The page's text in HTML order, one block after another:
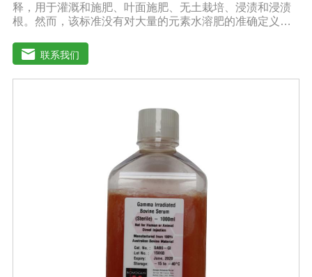
释，用于灌溉和施肥、叶面施肥、无土栽培、浸渍和浸渍
根。然而，该标准没有对大量的元素水溶肥的准确定义。
合肥料。大量的元素水溶肥的特点是作物喷洒后通过树枝
和树叶迅速渗透到体内，提高作物运输营养物质的能力，
增加果叶营养物质，增强细胞活力和代谢能力。1.促进发
类、甘蔗、桑树、树苗、果苗和攀缘作物生长得更快。2.
绿叶增强枝条，保护花朵和果实。使用后，叶子呈嫩绿
色，叶子又厚又亮。果树、瓜类、豆类等作物在开花前后
喷洒，也可防止谢花落果。具有显著的保花保果作用，也
是大量元素水溶性肥料的主要作用之一。3.果实大、颗粒
重、早熟、高产果树、瓜类、豆类等多种作物。在果实期
喷洒可以增加果实，提前成熟，在抽穗期和灌浆期喷洒谷
物可以使抽穗整齐，重量显著增加。4.灾后恢复，抗旱、
防涝、防虫。风灾后，喷洒能迅速恢复生长，抵抗农作物
病虫害，与农药混合喷洒，病株恢复更快。
联系我们